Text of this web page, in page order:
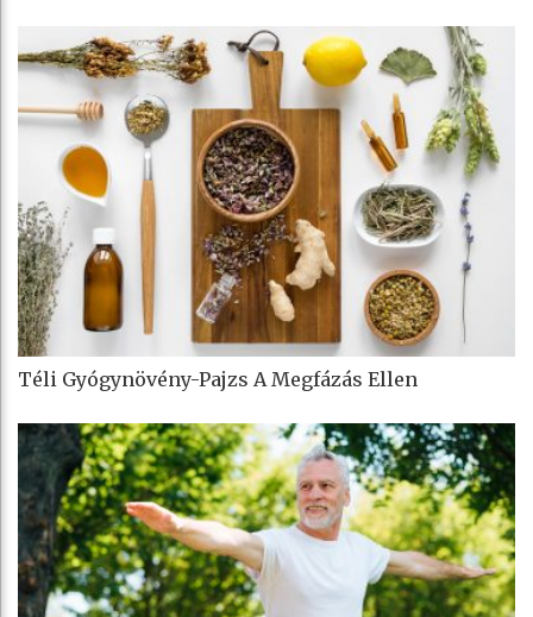
Téli Gyógynövény-Pajzs A Megfázás Ellen